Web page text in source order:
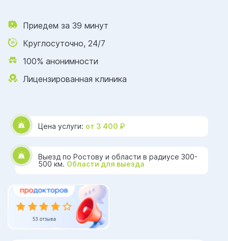
Цена услуги: от 3 400 ₽
Выезд по Ростову и области в радиусе 300-
500 км. Области для выезда
Приедем за 39 минут
Круглосуточно, 24/7
100% анонимности
Лицензированная клиника